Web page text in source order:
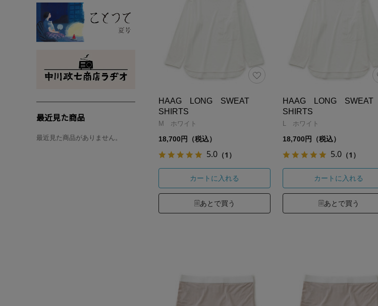
最近見た商品
最近見た商品がありません。
HAAG LONG SWEAT
SHIRTS
M ホワイト
18,700円（税込）
5.0 （1）
カートに入れる
あとで買う
HAAG LONG SWEAT
SHIRTS
L ホワイト
18,700円（税込）
5.0 （1）
カートに入れる
あとで買う